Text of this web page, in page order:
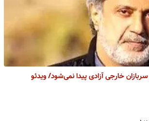
خارجی آزادی پیدا نمی‌شود/ ویدئو